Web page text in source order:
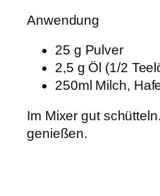
Anwendung
25 g Pulver
2,5 g Öl (1/2
250ml Milch,
Im Mixer gut
genießen.